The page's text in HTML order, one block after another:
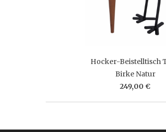
Hocker-Beistelltisch
Birke Natur
249,00 €